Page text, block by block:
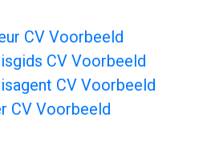
CV Voorbeeld
CV Voorbeeld
CV Voorbeeld
CV Voorbeeld